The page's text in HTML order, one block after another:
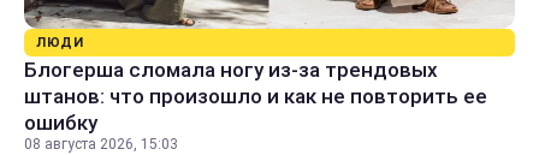
ЛЮДИ
Блогерша сломала ногу из-за трендовых
штанов: что произошло и как не повторить ее
ошибку
08 августа 2026, 15:03